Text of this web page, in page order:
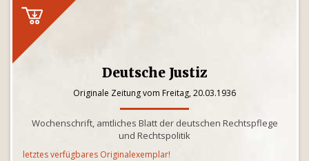
Deutsche Justiz
Originale Zeitung vom Freitag, 20.03.1936
Wochenschrift, amtliches Blatt der deutschen Rechtspflege
und Rechtspolitik
letztes verfügbares Originalexemplar!